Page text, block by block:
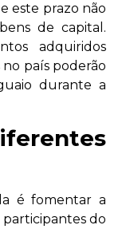
este prazo não
de capital.
adquiridos
país poderão
durante a
é fomentar a
participantes do